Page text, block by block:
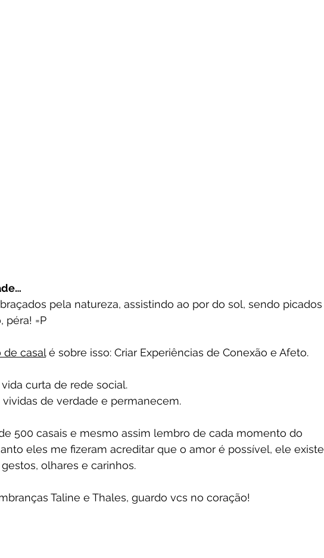
pela natureza, assistindo ao por do sol, sendo picados
péra! =P
de casal é sobre isso: Criar Experiências de Conexão e Afeto.
curta de rede social.
de verdade e permanecem.
500 casais e mesmo assim lembro de cada momento do
eles me fizeram acreditar que o amor é possível, ele existe
olhares e carinhos.
Taline e Thales, guardo vcs no coração!